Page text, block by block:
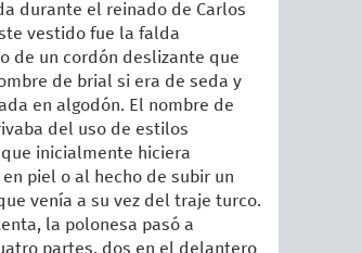
durante el reinado de Carlos
vestido fue la falda
de un cordón deslizante que
de brial si era de seda y
en algodón. El nombre de
del uso de estilos
inicialmente hiciera
piel o al hecho de subir un
venía a su vez del traje turco.
la polonesa pasó a
partes, dos en el delantero